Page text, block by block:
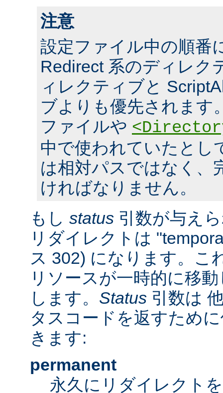
注意
設定ファイル中の順番
Redirect 系のディレク
ィレクティブと
ブよりも優先されます
ファイルや
中で使われていたとし
は相対パスではなく、
ければなりません。
もし status 引数が与え
リダイレクトは
ス 302) になります。こ
リソースが一時的に移
します。 Status 引数は
タスコードを返すため
きます:
permanent
永久にリダイレクト